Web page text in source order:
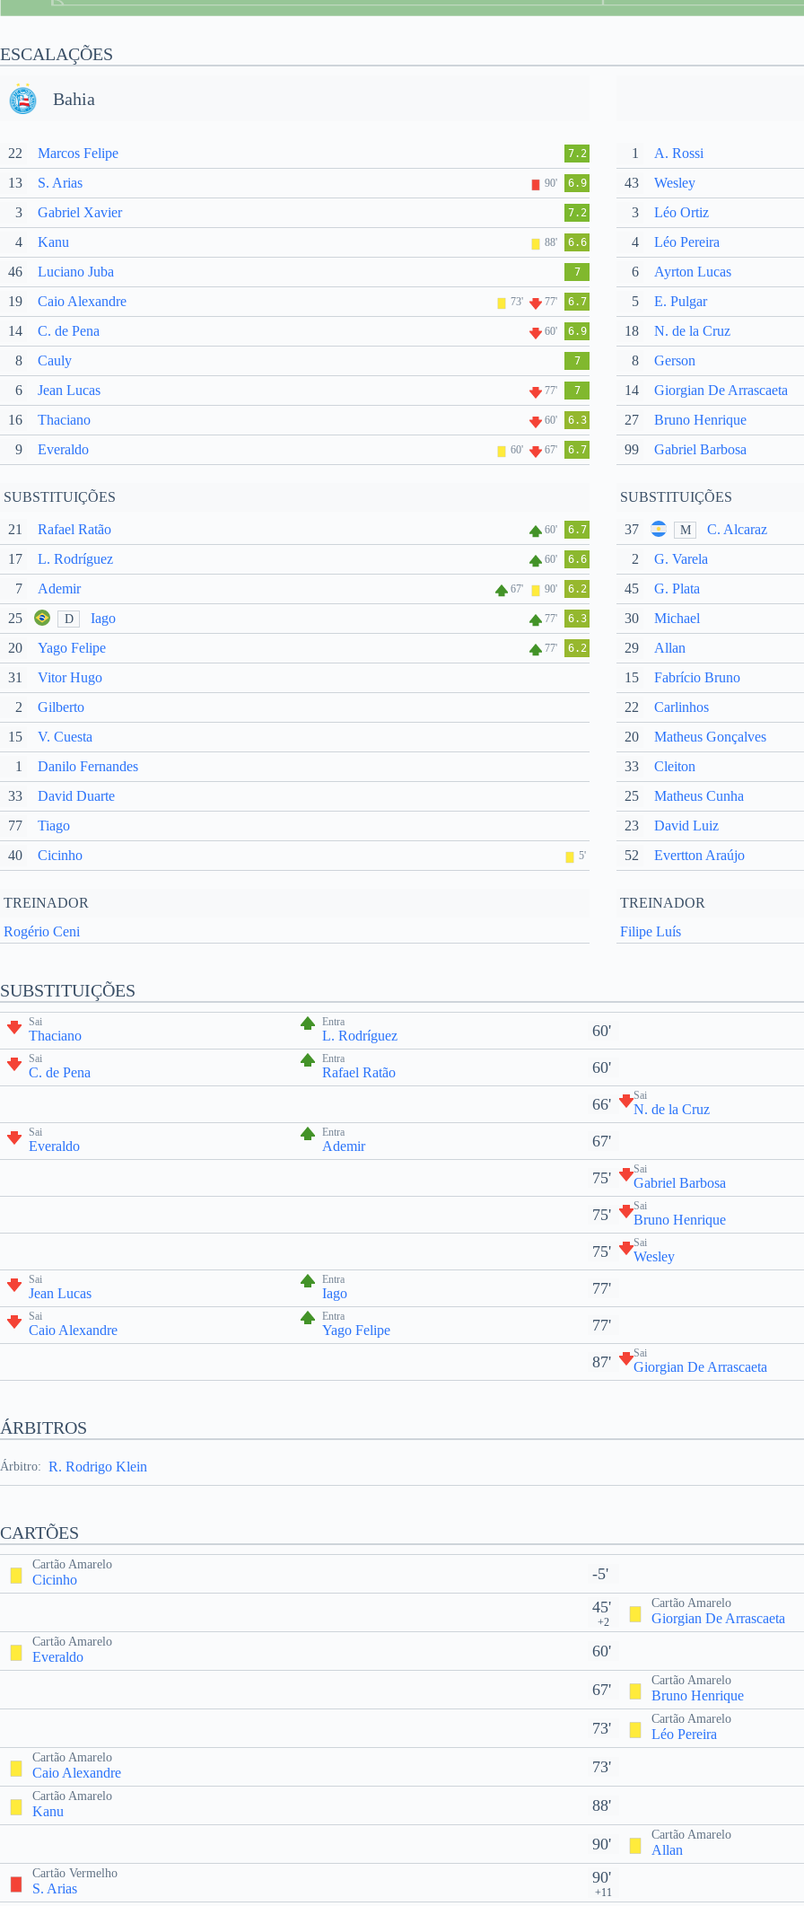
ESCALAÇÕES
Bahia
22 Marcos Felipe 7.2
13 S. Arias 90' 6.9
3 Gabriel Xavier 7.2
4 Kanu 88' 6.6
46 Luciano Juba 7
19 Caio Alexandre 73' 77' 6.7
14 C. de Pena 60' 6.9
8 Cauly 7
6 Jean Lucas 77' 7
16 Thaciano 60' 6.3
9 Everaldo 60' 67' 6.7
SUBSTITUIÇÕES
21 Rafael Ratão 60' 6.7
17 L. Rodríguez 60' 6.6
7 Ademir 67' 90' 6.2
25 D Iago 77' 6.3
20 Yago Felipe 77' 6.2
31
Vitor Hugo
2
Gilberto
15
V. Cuesta
1
Danilo Fernandes
33
David Duarte
77
Tiago
40
Cicinho 5'
TREINADOR
Rogério Ceni
1 A. Rossi
43 Wesley
3 Léo Ortiz
4 Léo Pereira
6 Ayrton Lucas
5 E. Pulgar
18 N. de la Cruz
8 Gerson
14 Giorgian De Arrascaeta
27 Bruno Henrique
99 Gabriel Barbosa
SUBSTITUIÇÕES
37 M C. Alcaraz
2 G. Varela
45 G. Plata
30 Michael
29 Allan
15
Fabrício Bruno
22
Carlinhos
20
Matheus Gonçalves
33
Cleiton
25
Matheus Cunha
23
David Luiz
52
Evertton Araújo
TREINADOR
Filipe Luís
SUBSTITUIÇÕES
Sai
Thaciano
Entra
L. Rodríguez 60'
Sai
C. de Pena
Entra
Rafael Ratão 60'
66' Sai
N. de la Cruz
Sai
Everaldo
Entra
Ademir 67'
75' Sai
Gabriel Barbosa
75' Sai
Bruno Henrique
75' Sai
Wesley
Sai
Jean Lucas
Entra
Iago 77'
Sai
Caio Alexandre
Entra
Yago Felipe 77'
87' Sai
Giorgian De Arrascaeta
ÁRBITROS
Árbitro: R. Rodrigo Klein
CARTÕES
Cartão Amarelo
Cicinho
-5'
45'
+2
Cartão Amarelo
Giorgian De Arrascaeta
Cartão Amarelo
Everaldo 60'
67'
Cartão Amarelo
Bruno Henrique
73'
Cartão Amarelo
Léo Pereira
Cartão Amarelo
Caio Alexandre 73'
Cartão Amarelo
Kanu 88'
90'
Cartão Amarelo
Allan
Cartão Vermelho
S. Arias
90'
+11